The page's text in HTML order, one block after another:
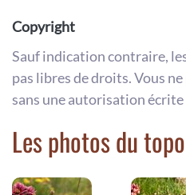
Copyright
Sauf indication contraire,
pas libres de droits. Vous
sans une autorisation
Les photos du